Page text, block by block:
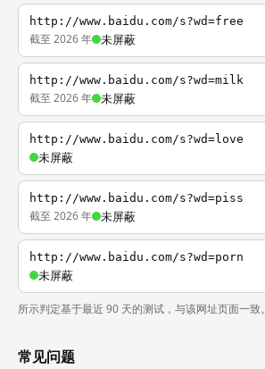
http://www.baidu.com/s?wd=free
截至 2026 年 未屏蔽
http://www.baidu.com/s?wd=milk
截至 2026 年 未屏蔽
http://www.baidu.com/s?wd=love
未屏蔽
http://www.baidu.com/s?wd=piss
截至 2026 年 未屏蔽
http://www.baidu.com/s?wd=porn
未屏蔽
所示判定基于最近 90 天的测试，与该网址页面一致。
常见问题